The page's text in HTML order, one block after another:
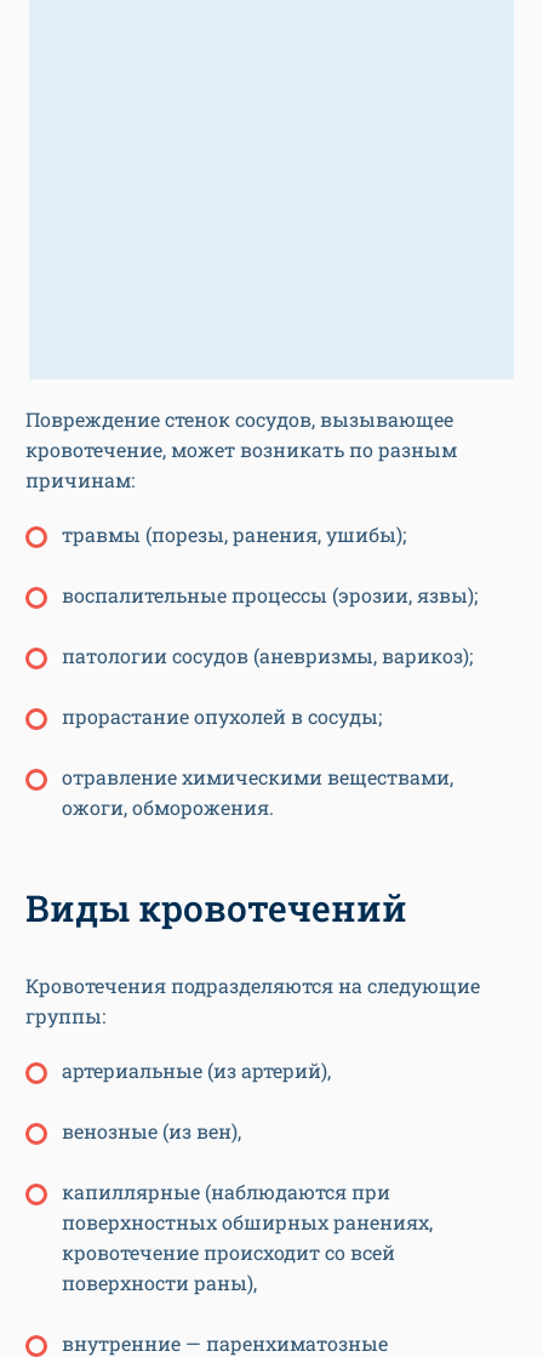
Повреждение стенок сосудов, вызывающее
кровотечение, может возникать по разным
причинам:
травмы (порезы, ранения, ушибы);
воспалительные процессы (эрозии, язвы);
патологии сосудов (аневризмы, варикоз);
прорастание опухолей в сосуды;
отравление химическими веществами,
ожоги, обморожения.
Виды кровотечений
Кровотечения подразделяются на следующие
группы:
артериальные (из артерий),
венозные (из вен),
капиллярные (наблюдаются при
поверхностных обширных ранениях,
кровотечение происходит со всей
поверхности раны),
внутренние — паренхиматозные